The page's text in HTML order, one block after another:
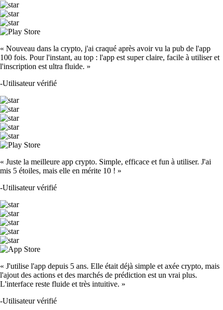
« Nouveau dans la crypto, j'ai craqué après avoir vu la pub de l'app
100 fois. Pour l'instant, au top : l'app est super claire, facile à utiliser et
l'inscription est ultra fluide. »
-Utilisateur vérifié
« Juste la meilleure app crypto. Simple, efficace et fun à utiliser. J'ai
mis 5 étoiles, mais elle en mérite 10 ! »
-Utilisateur vérifié
« J'utilise l'app depuis 5 ans. Elle était déjà simple et axée crypto, mais
l'ajout des actions et des marchés de prédiction est un vrai plus.
L'interface reste fluide et très intuitive. »
-Utilisateur vérifié